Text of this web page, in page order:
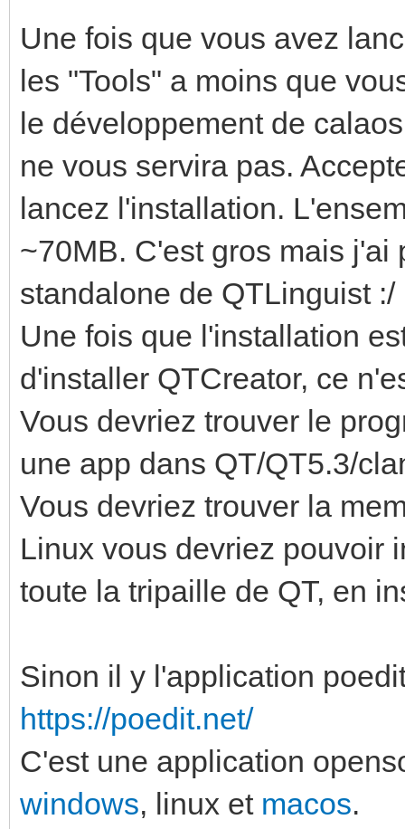
Une fois que vous avez
les "Tools" a moins que
le développement de
ne vous servira pas.
lancez l'installation.
~70MB. C'est gros mais
standalone de QTLinguist :/
Une fois que l'installation
d'installer QTCreator, ce
Vous devriez trouver le
une app dans QT/QT5.3/
Vous devriez trouver la
Linux vous devriez pouvoir
toute la tripaille de QT, en
Sinon il y l'application
https://poedit.net/
C'est une application
windows, linux et macos.